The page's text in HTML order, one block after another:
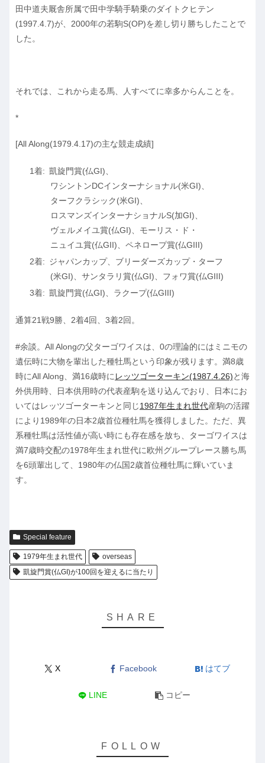
田中道夫厩舎所属で田中学騎手騎乗のダイトクヒテン
(1997.4.7)が、2000年の若駒S(OP)を差し切り勝ちしたことで
した。
それでは、これから走る馬、人すべてに幸多からんことを。
*
[All Along(1979.4.17)の主な競走成績]
凱旋門賞(仏GI)、
ワシントンDCインターナショナル(米GI)、
ターフクラシック(米GI)、
ロスマンズインターナショナルS(加GI)、
ヴェルメイユ賞(仏GI)、モーリス・ド・
ニュイユ賞(仏GII)、ペネロープ賞(仏GIII)
ジャパンカップ、ブリーダーズカップ・ターフ
(米GI)、サンタラリ賞(仏GI)、フォワ賞(仏GIII)
凱旋門賞(仏GI)、ラクープ(仏GIII)
通算21戦9勝、2着4回、3着2回。
#余談。All Alongの父ターゴワイスは、0の理論的にはミニモの
遺伝時に大物を輩出した種牡馬という印象が残ります。満8歳
時にAll Along、満16歳時に レッツゴーターキン(1987.4.26)と海
外供用時、日本供用時の代表産駒を送り込んでおり、日本にお
いてはレッツゴーターキンと同じ1987年生まれ世代産駒の活躍
により1989年の日本2歳首位種牡馬を獲得しました。ただ、異
系種牡馬は活性値が高い時にも存在感を放ち、ターゴワイスは
満7歳時交配の1978年生まれ世代に欧州グループレース勝ち馬
を6頭輩出して、1980年の仏国2歳首位種牡馬に輝いていま
す。
Special feature
1979年生まれ世代
overseas
凱旋門賞(仏GI)が100回を迎えるに当たり
X Facebook はてブ
LINE コピー